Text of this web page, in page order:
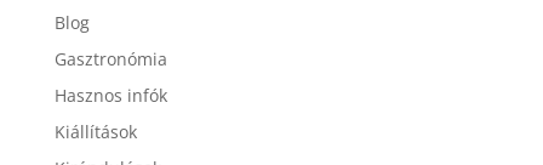
Blog
Gasztronómia
Hasznos infók
Kiállítások